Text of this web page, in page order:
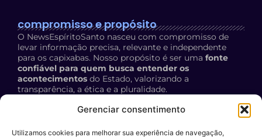
Gerenciar consentimento
Utilizamos cookies para melhorar sua experiência de navegação,
compromisso e propósito
O NewsEspíritoSanto nasceu com compromisso de
levar informação precisa, relevante e independente
para os capixabas. Nosso propósito é ser uma fonte
confiável para quem busca entender os
acontecimentos do Estado, valorizando a
transparência, a ética e a pluralidade.
Política de Privacidade: acesse aqui